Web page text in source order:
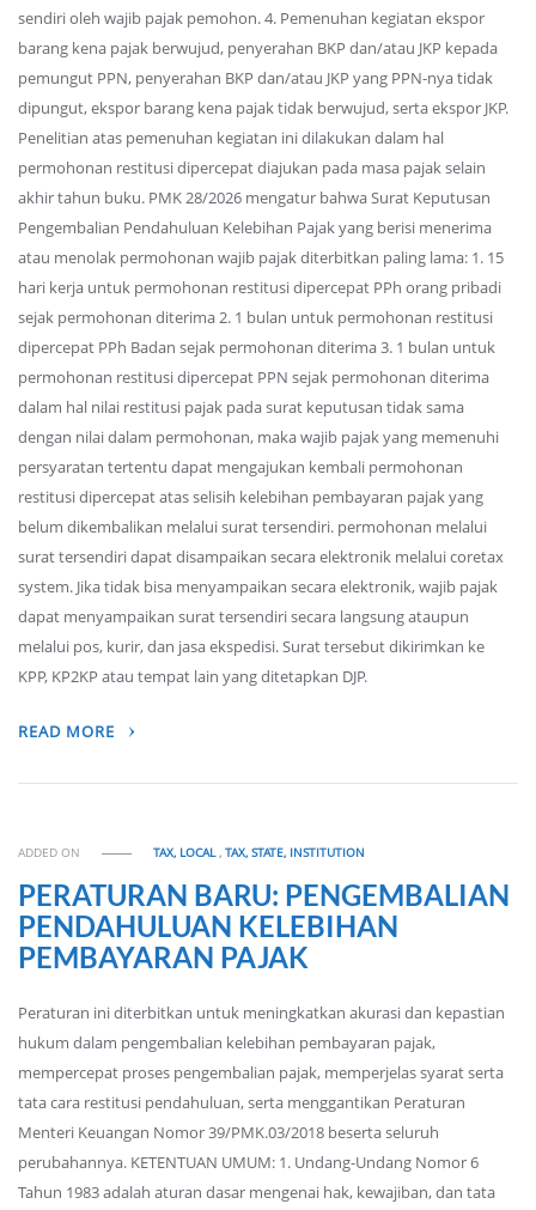
sendiri oleh wajib pajak pemohon. 4. Pemenuhan kegiatan ekspor
barang kena pajak berwujud, penyerahan BKP dan/atau JKP kepada
pemungut PPN, penyerahan BKP dan/atau JKP yang PPN-nya tidak
dipungut, ekspor barang kena pajak tidak berwujud, serta ekspor JKP.
Penelitian atas pemenuhan kegiatan ini dilakukan dalam hal
permohonan restitusi dipercepat diajukan pada masa pajak selain
akhir tahun buku. PMK 28/2026 mengatur bahwa Surat Keputusan
Pengembalian Pendahuluan Kelebihan Pajak yang berisi menerima
atau menolak permohonan wajib pajak diterbitkan paling lama: 1. 15
hari kerja untuk permohonan restitusi dipercepat PPh orang pribadi
sejak permohonan diterima 2. 1 bulan untuk permohonan restitusi
dipercepat PPh Badan sejak permohonan diterima 3. 1 bulan untuk
permohonan restitusi dipercepat PPN sejak permohonan diterima
dalam hal nilai restitusi pajak pada surat keputusan tidak sama
dengan nilai dalam permohonan, maka wajib pajak yang memenuhi
persyaratan tertentu dapat mengajukan kembali permohonan
restitusi dipercepat atas selisih kelebihan pembayaran pajak yang
belum dikembalikan melalui surat tersendiri. permohonan melalui
surat tersendiri dapat disampaikan secara elektronik melalui coretax
system. Jika tidak bisa menyampaikan secara elektronik, wajib pajak
dapat menyampaikan surat tersendiri secara langsung ataupun
melalui pos, kurir, dan jasa ekspedisi. Surat tersebut dikirimkan ke
KPP, KP2KP atau tempat lain yang ditetapkan DJP.
READ MORE
ADDED ON TAX, LOCAL,TAX, STATE, INSTITUTION
PERATURAN BARU: PENGEMBALIAN
PENDAHULUAN KELEBIHAN
PEMBAYARAN PAJAK
Peraturan ini diterbitkan untuk meningkatkan akurasi dan kepastian
hukum dalam pengembalian kelebihan pembayaran pajak,
mempercepat proses pengembalian pajak, memperjelas syarat serta
tata cara restitusi pendahuluan, serta menggantikan Peraturan
Menteri Keuangan Nomor 39/PMK.03/2018 beserta seluruh
perubahannya. KETENTUAN UMUM: 1. Undang-Undang Nomor 6
Tahun 1983 adalah aturan dasar mengenai hak, kewajiban, dan tata